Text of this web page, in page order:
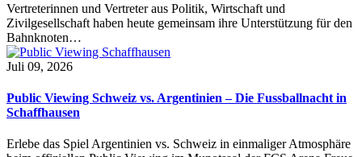
Vertreterinnen und Vertreter aus Politik, Wirtschaft und
Zivilgesellschaft haben heute gemeinsam ihre Unterstützung für den
Bahnknoten…
Juli 09, 2026
Public Viewing Schweiz vs. Argentinien – Die Fussballnacht in
Schaffhausen
Erlebe das Spiel Argentinien vs. Schweiz in einmaliger Atmosphäre